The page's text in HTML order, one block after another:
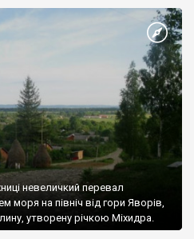
невеличкий перевал
моря на північ від гори Яворів,
утворену річкою Міхидра.